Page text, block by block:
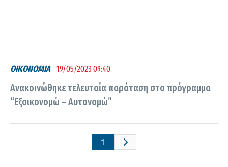
ΟΙΚΟΝΟΜΙΑ 19/05/2023 09:40
Ανακοινώθηκε τελευταία παράταση στο πρόγραμμα
“Εξοικονομώ – Αυτονομώ”
1